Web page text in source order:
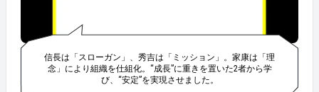
信長は「スローガン」、秀吉は「ミッション」。家康は「理
念」により組織を仕組化。“成長”に重きを置いた2者から学
び、“安定”を実現させました。